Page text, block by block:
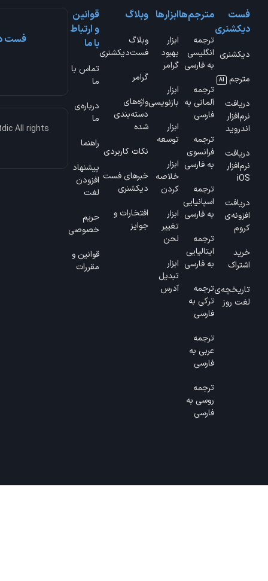
فست
دیکشنری
دیکشنری
مترجم
AI
دریافت
نرم‌افزار
اندروید
دریافت
نرم‌افزار
iOS
دریافت
افزونه‌ی
کروم
خرید
اشتراک
تاریخچه‌ی
لغت روز
مترجم‌ها
ترجمه
انگلیسی
به فارسی
ترجمه
آلمانی به
فارسی
ترجمه
فرانسوی
به فارسی
ترجمه
اسپانیایی
به فارسی
ترجمه
ایتالیایی
به فارسی
ترجمه
ترکی به
فارسی
ترجمه
عربی به
فارسی
ترجمه
روسی به
فارسی
ابزارها
ابزار
بهبود
گرامر
ابزار
بازنویسی
ابزار
توسعه
ابزار
خلاصه
کردن
ابزار
تغییر
لحن
ابزار
تبدیل
آدرس
وبلاگ
وبلاگ
فست‌دیکشنری
گرامر
واژه‌های
دسته‌بندی
شده
نکات کاربردی
خبرهای فست
دیکشنری
افتخارات و
جوایز
قوانین
و ارتباط
با ما
تماس با
ما
درباره‌ی
ما
راهنما
پیشنهاد
افزودن
لغت
حریم
خصوصی
قوانین و
مقررات
فست
All rights